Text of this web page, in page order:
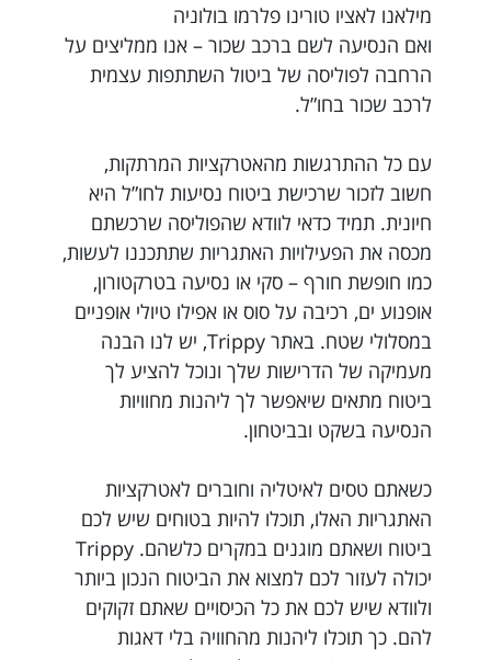
מילאנו לאציו טורינו פלרמו בולוניה
ואם הנסיעה לשם ברכב שכור – אנו ממליצים על
הרחבה לפוליסה של ביטול השתתפות עצמית
לרכב שכור בחו”ל.
עם כל ההתרגשות מהאטרקציות המרתקות,
חשוב לזכור שרכישת ביטוח נסיעות לחו”ל היא
חיונית. תמיד כדאי לוודא שהפוליסה שרכשתם
מכסה את הפעילויות האתגריות שתתכננו לעשות,
כמו חופשת חורף – סקי או נסיעה בטרקטורון,
אופנוע ים, רכיבה על סוס או אפילו טיולי אופניים
במסלולי שטח. באתר Trippy, יש לנו הבנה
מעמיקה של הדרישות שלך ונוכל להציע לך
ביטוח מתאים שיאפשר לך ליהנות מחוויות
הנסיעה בשקט ובביטחון.
כשאתם טסים לאיטליה וחוברים לאטרקציות
האתגריות האלו, תוכלו להיות בטוחים שיש לכם
ביטוח ושאתם מוגנים במקרים כלשהם. Trippy
יכולה לעזור לכם למצוא את הביטוח הנכון ביותר
ולוודא שיש לכם את כל הכיסויים שאתם זקוקים
להם. כך תוכלו ליהנות מהחוויה בלי דאגות